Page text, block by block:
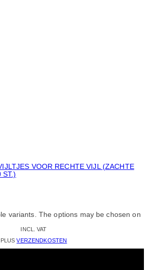
VOOR RECHTE VIJL (ZACHTE
ST.)
variants. The options may be chosen on
INCL. VAT
PLUSVERZENDKOSTEN